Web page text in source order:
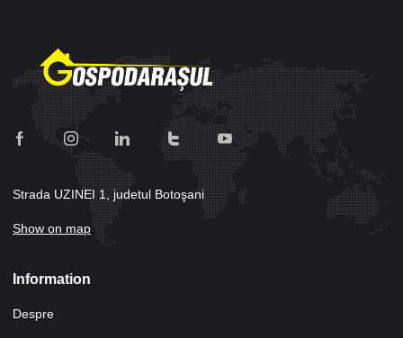
Strada UZINEI 1, judetul Botoşani
Show on map
Information
Despre